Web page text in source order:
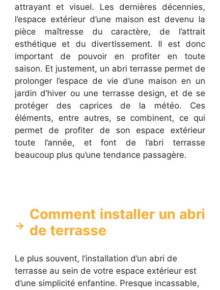
attrayant et visuel. Les dernières décennies,
l’espace extérieur d’une maison est devenu la
pièce maîtresse du caractère, de l’attrait
esthétique et du divertissement. Il est donc
important de pouvoir en profiter en toute
saison. Et justement, un abri terrasse permet de
prolonger l’espace de vie d’une maison en un
jardin d’hiver ou une terrasse design, et de se
protéger des caprices de la météo. Ces
éléments, entre autres, se combinent, ce qui
permet de profiter de son espace extérieur
toute l’année, et font de l’abri terrasse
beaucoup plus qu’une tendance passagère.
Comment installer un abri
de terrasse
Le plus souvent, l’installation d’un abri de
terrasse au sein de votre espace extérieur est
d’une simplicité enfantine. Presque incassable,